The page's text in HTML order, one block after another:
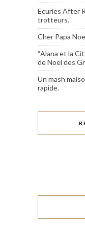
Ecuries After
trotteurs.
Cher Papa
“Alana et la
de Noël des
Un mash
rapide.